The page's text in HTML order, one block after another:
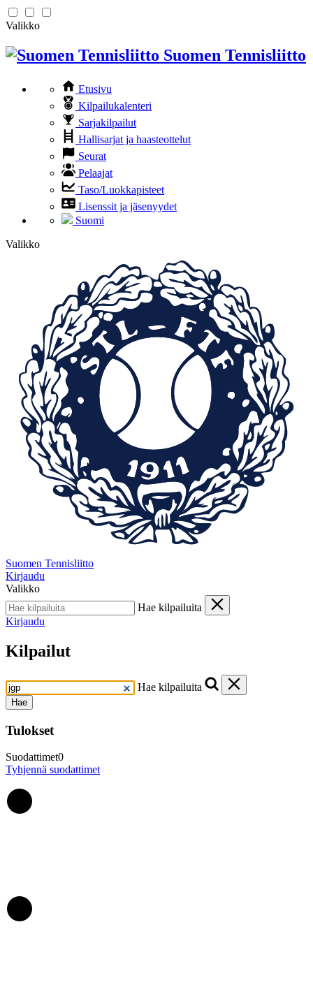
Valikko
Suomen Tennisliitto
Etusivu
Kilpailukalenteri
Sarjakilpailut
Hallisarjat ja haasteottelut
Seurat
Pelaajat
Taso/Luokkapisteet
Lisenssit ja jäsenyydet
Suomi
Valikko
Suomen Tennisliitto
Kirjaudu
Valikko
Hae kilpailuita
Kirjaudu
Kilpailut
Hae kilpailuita
Hae
Tulokset
Suodattimet0
Tyhjennä suodattimet